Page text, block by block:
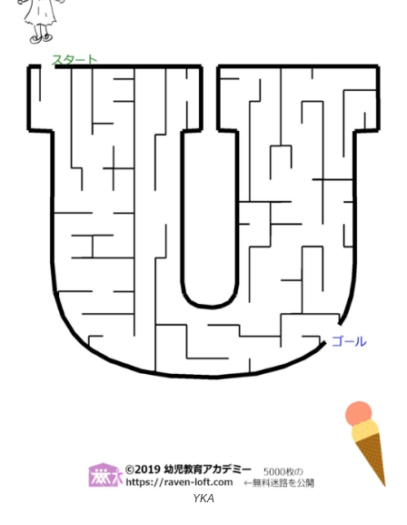
YKA